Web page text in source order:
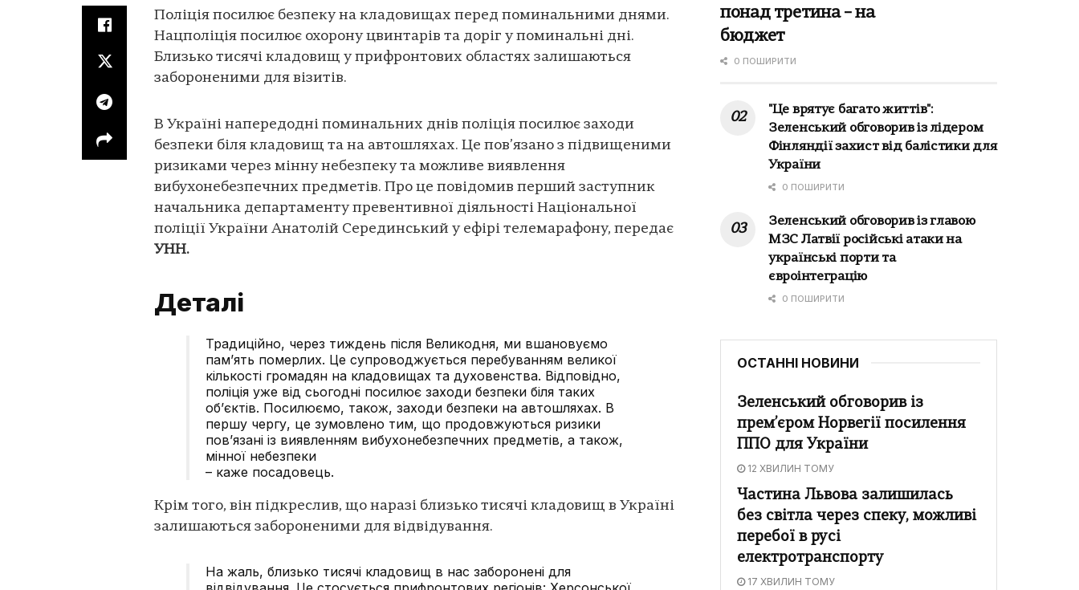
Поліція посилює безпеку на кладовищах перед поминальними днями.
Нацполіція посилює охорону цвинтарів та доріг у поминальні дні.
Близько тисячі кладовищ у прифронтових областях залишаються
забороненими для візитів.
В Україні напередодні поминальних днів поліція посилює заходи
безпеки біля кладовищ та на автошляхах. Це пов’язано з підвищеними
ризиками через мінну небезпеку та можливе виявлення
вибухонебезпечних предметів. Про це повідомив перший заступник
начальника департаменту превентивної діяльності Національної
поліції України Анатолій Серединський у ефірі телемарафону, передає
УНН.
Деталі
Традиційно, через тиждень після Великодня, ми вшановуємо
пам’ять померлих. Це супроводжується перебуванням великої
кількості громадян на кладовищах та духовенства. Відповідно,
поліція уже від сьогодні посилює заходи безпеки біля таких
об’єктів. Посилюємо, також, заходи безпеки на автошляхах. В
першу чергу, це зумовлено тим, що продовжуються ризики
пов’язані із виявленням вибухонебезпечних предметів, а також,
мінної небезпеки
– каже посадовець.
Крім того, він підкреслив, що наразі близько тисячі кладовищ в Україні
залишаються забороненими для відвідування.
На жаль, близько тисячі кладовищ в нас заборонені для
понад третина – на
бюджет
0 ПОШИРИТИ
"Це врятує багато життів":
Зеленський обговорив із лідером
Фінляндії захист від балістики для
України
0 ПОШИРИТИ
Зеленський обговорив із главою
МЗС Латвії російські атаки на
українські порти та
євроінтеграцію
0 ПОШИРИТИ
ОСТАННІ НОВИНИ
Зеленський обговорив із
прем’єром Норвегії посилення
ППО для України
12 ХВИЛИН ТОМУ
Частина Львова залишилась
без світла через спеку, можливі
перебої в русі
електротранспорту
17 ХВИЛИН ТОМУ